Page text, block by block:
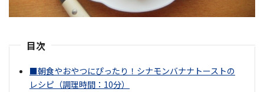
目次
■朝食やおやつにぴったり！シナモンバナナトーストの
レシピ（調理時間：10分）